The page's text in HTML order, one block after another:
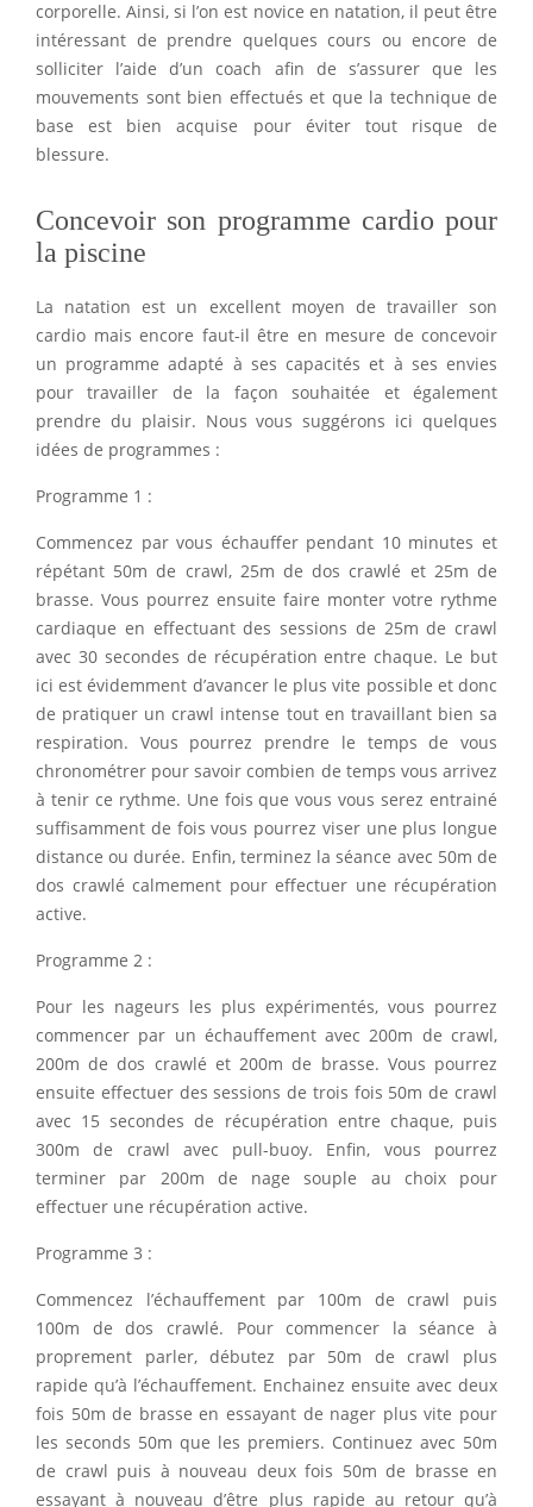
corporelle. Ainsi, si l’on est novice en natation, il peut être
intéressant de prendre quelques cours ou encore de
solliciter l’aide d’un coach afin de s’assurer que les
mouvements sont bien effectués et que la technique de
base est bien acquise pour éviter tout risque de
blessure.
Concevoir son programme cardio pour
la piscine
La natation est un excellent moyen de travailler son
cardio mais encore faut-il être en mesure de concevoir
un programme adapté à ses capacités et à ses envies
pour travailler de la façon souhaitée et également
prendre du plaisir. Nous vous suggérons ici quelques
idées de programmes :
Programme 1 :
Commencez par vous échauffer pendant 10 minutes et
répétant 50m de crawl, 25m de dos crawlé et 25m de
brasse. Vous pourrez ensuite faire monter votre rythme
cardiaque en effectuant des sessions de 25m de crawl
avec 30 secondes de récupération entre chaque. Le but
ici est évidemment d’avancer le plus vite possible et donc
de pratiquer un crawl intense tout en travaillant bien sa
respiration. Vous pourrez prendre le temps de vous
chronométrer pour savoir combien de temps vous arrivez
à tenir ce rythme. Une fois que vous vous serez entrainé
suffisamment de fois vous pourrez viser une plus longue
distance ou durée. Enfin, terminez la séance avec 50m de
dos crawlé calmement pour effectuer une récupération
active.
Programme 2 :
Pour les nageurs les plus expérimentés, vous pourrez
commencer par un échauffement avec 200m de crawl,
200m de dos crawlé et 200m de brasse. Vous pourrez
ensuite effectuer des sessions de trois fois 50m de crawl
avec 15 secondes de récupération entre chaque, puis
300m de crawl avec pull-buoy. Enfin, vous pourrez
terminer par 200m de nage souple au choix pour
effectuer une récupération active.
Programme 3 :
Commencez l’échauffement par 100m de crawl puis
100m de dos crawlé. Pour commencer la séance à
proprement parler, débutez par 50m de crawl plus
rapide qu’à l’échauffement. Enchainez ensuite avec deux
fois 50m de brasse en essayant de nager plus vite pour
les seconds 50m que les premiers. Continuez avec 50m
de crawl puis à nouveau deux fois 50m de brasse en
essayant à nouveau d’être plus rapide au retour qu’à